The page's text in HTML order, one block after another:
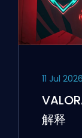
11 Jul 2026
解释